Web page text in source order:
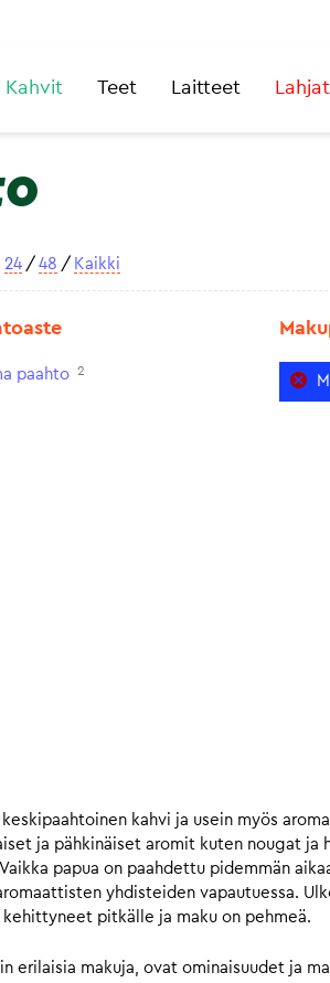
Kahvit Teet Laitteet Lahjat
24 / 48 / Kaikki
paahto 2
kahvi ja usein myös
ja pähkinäiset aromit kuten nougat ja
papua on paahdettu pidemmän
yhdisteiden vapautuessa.
pitkälle ja maku on pehmeä.
erilaisia makuja, ovat ominaisuudet ja